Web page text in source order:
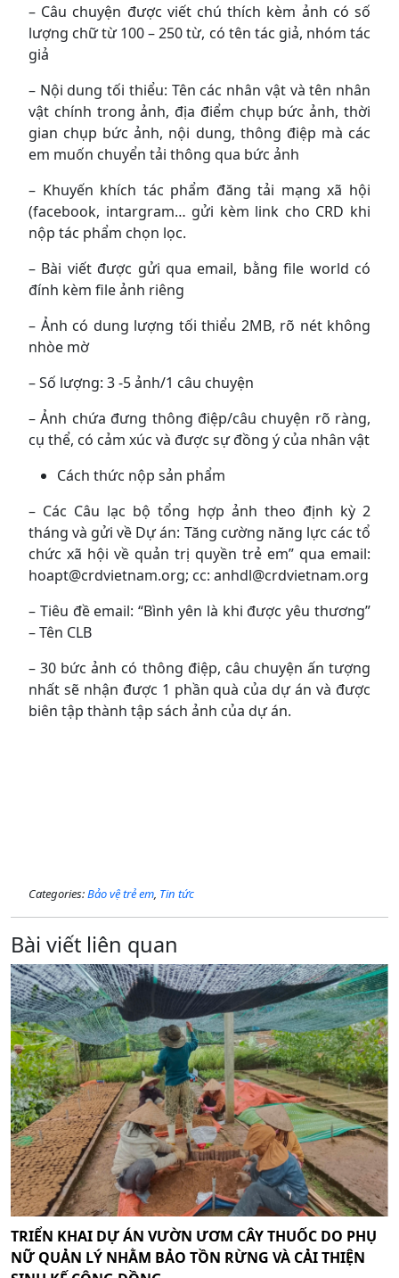
– Câu chuyện được viết chú thích kèm ảnh có số
lượng chữ từ 100 – 250 từ, có tên tác giả, nhóm tác
giả
– Nội dung tối thiểu: Tên các nhân vật và tên nhân
vật chính trong ảnh, địa điểm chụp bức ảnh, thời
gian chụp bức ảnh, nội dung, thông điệp mà các
em muốn chuyển tải thông qua bức ảnh
– Khuyến khích tác phẩm đăng tải mạng xã hội
(facebook, intargram… gửi kèm link cho CRD khi
nộp tác phẩm chọn lọc.
– Bài viết được gửi qua email, bằng file world có
đính kèm file ảnh riêng
– Ảnh có dung lượng tối thiểu 2MB, rõ nét không
nhòe mờ
– Số lượng: 3 -5 ảnh/1 câu chuyện
– Ảnh chứa đưng thông điệp/câu chuyện rõ ràng,
cụ thể, có cảm xúc và được sự đồng ý của nhân vật
Cách thức nộp sản phẩm
– Các Câu lạc bộ tổng hợp ảnh theo định kỳ 2
tháng và gửi về Dự án: Tăng cường năng lực các tổ
chức xã hội về quản trị quyền trẻ em” qua email:
hoapt@crdvietnam.org; cc: anhdl@crdvietnam.org
– Tiêu đề email: “Bình yên là khi được yêu thương”
– Tên CLB
– 30 bức ảnh có thông điệp, câu chuyện ấn tượng
nhất sẽ nhận được 1 phần quà của dự án và được
biên tập thành tập sách ảnh của dự án.
Categories:Bảo vệ trẻ em, Tin tức
Bài viết liên quan
TRIỂN KHAI DỰ ÁN VƯỜN ƯƠM CÂY THUỐC DO PHỤ
NỮ QUẢN LÝ NHẰM BẢO TỒN RỪNG VÀ CẢI THIỆN